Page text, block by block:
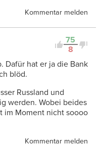
Kommentar melden
75
8
Dafür hat er ja die Bank
blöd.
Russland und
werden. Wobei beides
im Moment nicht soooo
Kommentar melden